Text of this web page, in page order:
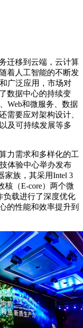
移到云端，云计算
着人工智能的不断发
广泛应用，市场对
数据中心的持续变
Web和微服务、数据
需要应对架构设计、
及可持续发展等多
需求和多样化的工
体验中心举办发布
家族，其采用Intel 3
核（E-core）两个微
负载进行了深度优化
的性能和效率提升到